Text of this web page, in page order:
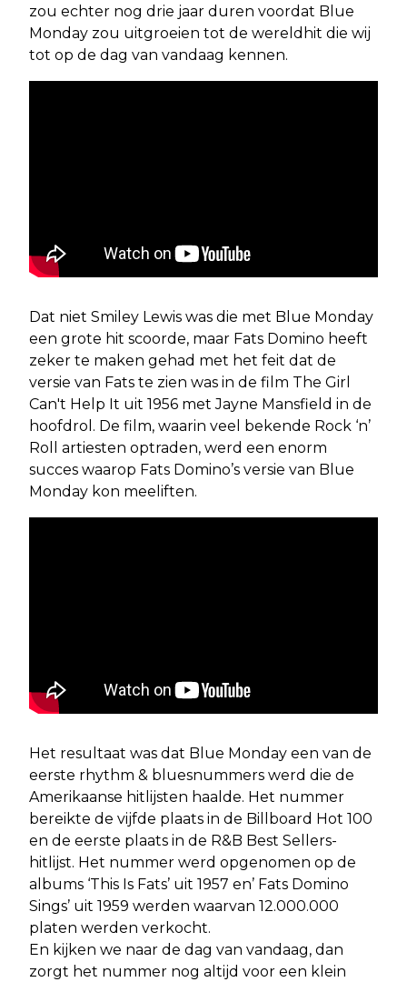
zou echter nog drie jaar duren voordat Blue
Monday zou uitgroeien tot de wereldhit die wij
tot op de dag van vandaag kennen.
Dat niet Smiley Lewis was die met Blue Monday
een grote hit scoorde, maar Fats Domino heeft
zeker te maken gehad met het feit dat de
versie van Fats te zien was in de film The Girl
Can't Help It uit 1956 met Jayne Mansfield in de
hoofdrol. De film, waarin veel bekende Rock ‘n’
Roll artiesten optraden, werd een enorm
succes waarop Fats Domino’s versie van Blue
Monday kon meeliften.
Het resultaat was dat Blue Monday een van de
eerste rhythm & bluesnummers werd die de
Amerikaanse hitlijsten haalde. Het nummer
bereikte de vijfde plaats in de Billboard Hot 100
en de eerste plaats in de R&B Best Sellers-
hitlijst. Het nummer werd opgenomen op de
albums ‘This Is Fats’ uit 1957 en’ Fats Domino
Sings’ uit 1959 werden waarvan 12.000.000
platen werden verkocht.
En kijken we naar de dag van vandaag, dan
zorgt het nummer nog altijd voor een klein